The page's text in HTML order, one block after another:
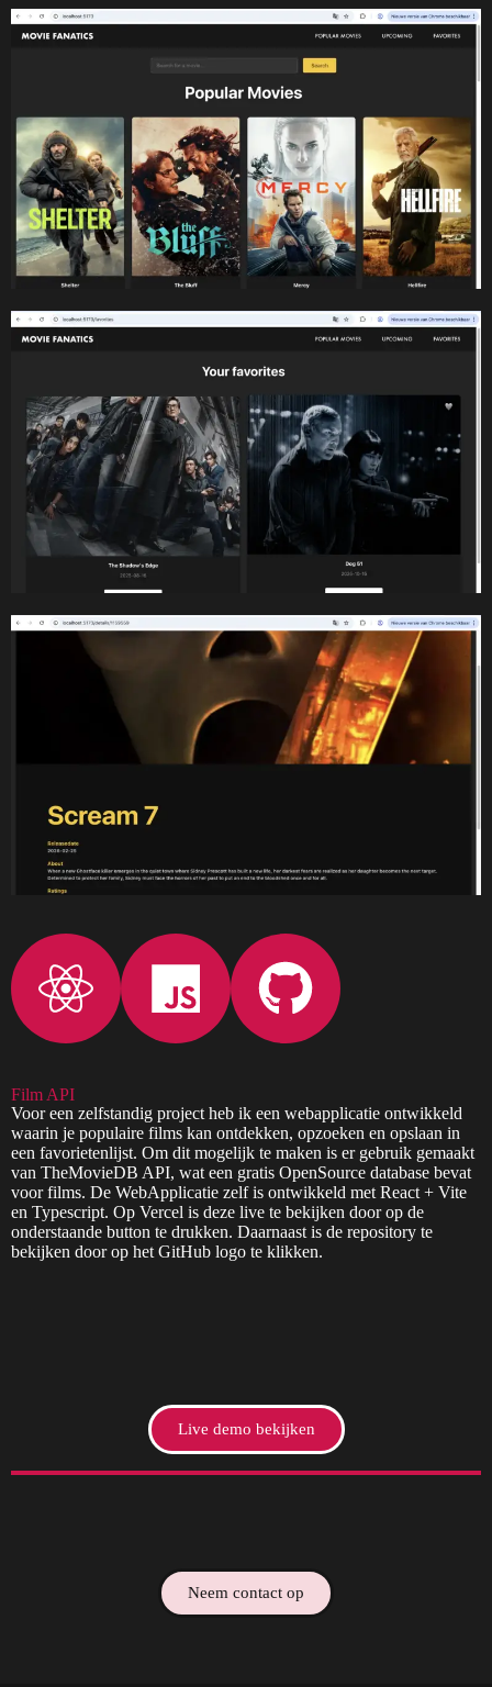
Film API
Voor een zelfstandig project heb ik een webapplicatie ontwikkeld
waarin je populaire films kan ontdekken, opzoeken en opslaan in
een favorietenlijst. Om dit mogelijk te maken is er gebruik gemaakt
van TheMovieDB API, wat een gratis OpenSource database bevat
voor films. De WebApplicatie zelf is ontwikkeld met React + Vite
en Typescript. Op Vercel is deze live te bekijken door op de
onderstaande button te drukken. Daarnaast is de repository te
bekijken door op het GitHub logo te klikken.
Live demo bekijken
Neem contact op